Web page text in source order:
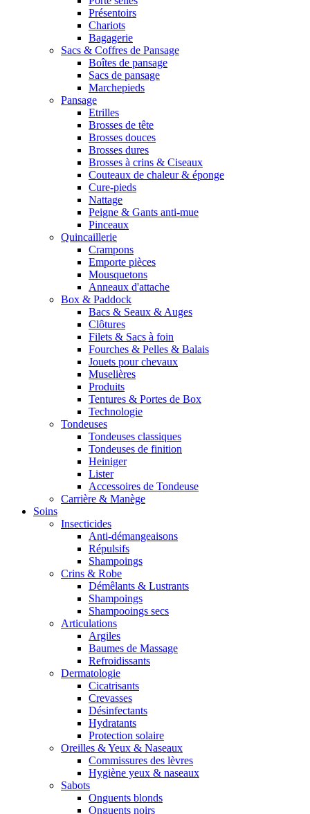
Présentoirs
Chariots
Bagagerie
Sacs & Coffres de Pansage
Boîtes de pansage
Sacs de pansage
Marchepieds
Pansage
Etrilles
Brosses de tête
Brosses douces
Brosses dures
Brosses à crins & Ciseaux
Couteaux de chaleur & éponge
Cure-pieds
Nattage
Peigne & Gants anti-mue
Pinceaux
Quincaillerie
Crampons
Emporte pièces
Mousquetons
Anneaux d'attache
Box & Paddock
Bacs & Seaux & Auges
Clôtures
Filets & Sacs à foin
Fourches & Pelles & Balais
Jouets pour chevaux
Muselières
Produits
Tentures & Portes de Box
Technologie
Tondeuses
Tondeuses classiques
Tondeuses de finition
Heiniger
Lister
Accessoires de Tondeuse
Carrière & Manège
Soins
Insecticides
Anti-démangeaisons
Répulsifs
Shampoings
Crins & Robe
Démêlants & Lustrants
Shampoings
Shampooings secs
Articulations
Argiles
Baumes de Massage
Refroidissants
Dermatologie
Cicatrisants
Crevasses
Désinfectants
Hydratants
Protection solaire
Oreilles & Yeux & Naseaux
Commissures des lèvres
Hygiène yeux & naseaux
Sabots
Onguents blonds
Onguents noirs